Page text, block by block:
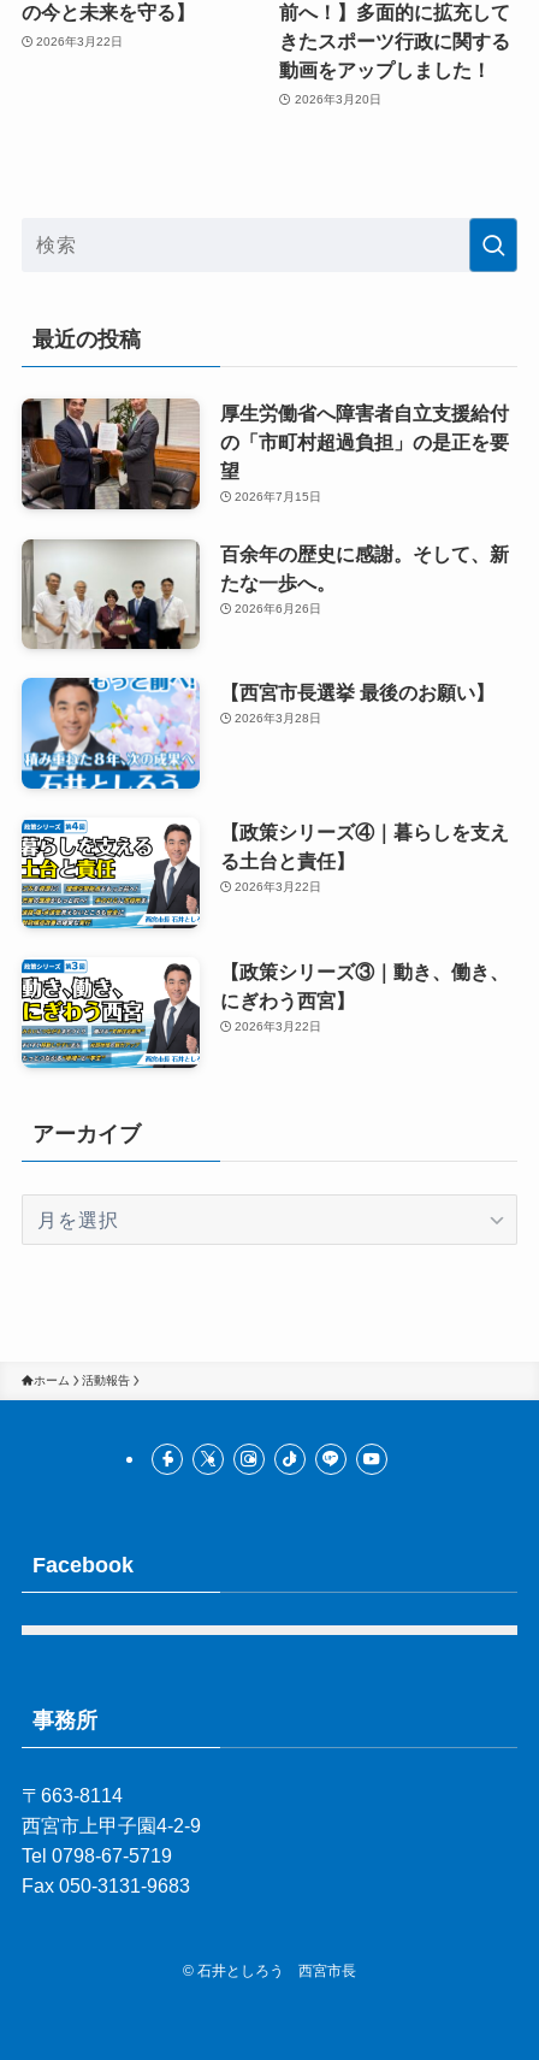
の今と未来を守る】
2026年3月22日
前へ！】多面的に拡充して
きたスポーツ行政に関する
動画をアップしました！
2026年3月20日
最近の投稿
厚生労働省へ障害者自立支援給付
の「市町村超過負担」の是正を要
望
2026年7月15日
百余年の歴史に感謝。そして、新
たな一歩へ。
2026年6月26日
【西宮市長選挙 最後のお願い】
2026年3月28日
【政策シリーズ④｜暮らしを支え
る土台と責任】
2026年3月22日
【政策シリーズ③｜動き、働き、
にぎわう西宮】
2026年3月22日
アーカイブ
ホーム 活動報告
Facebook
事務所
〒663-8114
西宮市上甲子園4-2-9
Tel 0798-67-5719
Fax 050-3131-9683
© 石井としろう 西宮市長